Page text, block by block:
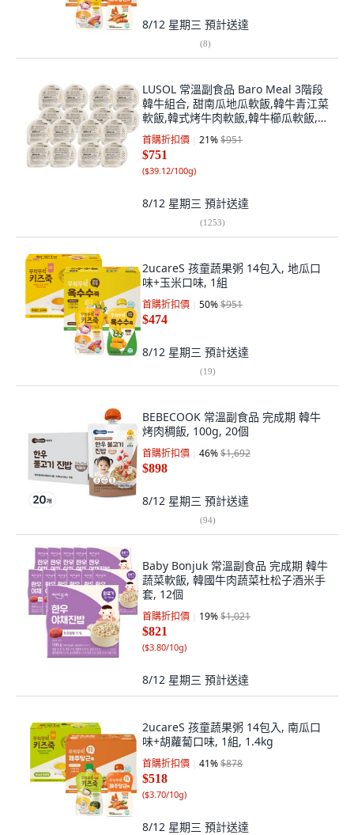
8/12 星期三 預計送達
(8)
LUSOL 常溫副食品 Baro Meal 3階段
韓牛組合, 甜南瓜地瓜軟飯,韓牛青江菜
軟飯,韓式烤牛肉軟飯,韓牛櫛瓜軟飯,
120g, 16套
首購折扣價 21%$951
$751
($39.12/100g)
8/12 星期三 預計送達
(1253)
2ucareS 孩童蔬果粥 14包入, 地瓜口
味+玉米口味, 1組
首購折扣價 50%$951
$474
8/12 星期三 預計送達
(19)
BEBECOOK 常溫副食品 完成期 韓牛
烤肉稠飯, 100g, 20個
首購折扣價 46%$1,692
$898
8/12 星期三 預計送達
(94)
Baby Bonjuk 常溫副食品 完成期 韓牛
蔬菜軟飯, 韓國牛肉蔬菜杜松子酒米手
套, 12個
首購折扣價 19%$1,021
$821
($3.80/10g)
8/12 星期三 預計送達
2ucareS 孩童蔬果粥 14包入, 南瓜口
味+胡蘿蔔口味, 1組, 1.4kg
首購折扣價 41%$878
$518
($3.70/10g)
8/12 星期三 預計送達